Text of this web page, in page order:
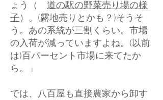
ょう（ 道の駅の野菜売り場の様
子）。(露地売りとかも？)そうそ
う。あの系統が三割くらい。市場
の入荷が減っていますよね。(以前
は)百パーセント市場に来てたか
ら。」
では、八百屋も直接農家から卸す